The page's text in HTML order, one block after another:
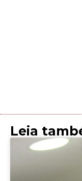
Leia